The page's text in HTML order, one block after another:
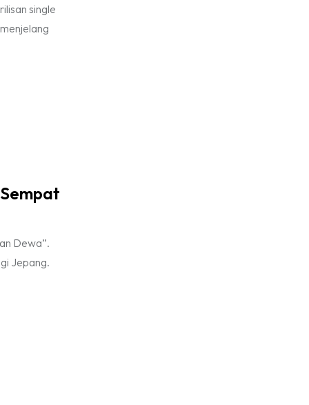
single
Dewa”.
Jepang.